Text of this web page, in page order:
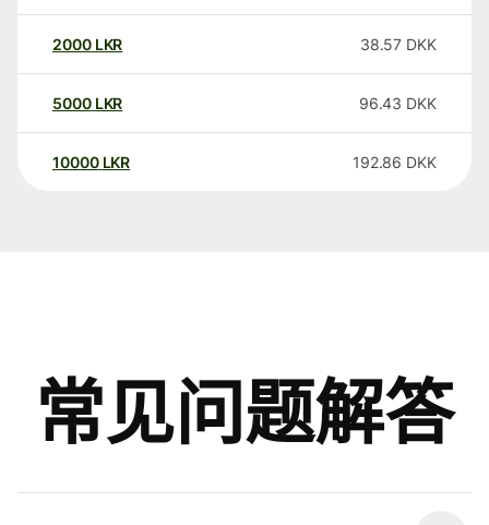
2000 LKR 38.57 DKK
5000 LKR 96.43 DKK
10000 LKR 192.86 DKK
常见问题解答